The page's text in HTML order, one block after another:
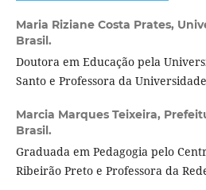
Maria Riziane Costa Prates,
Brasil.
Doutora em Educação pela
Santo e Professora da
Marcia Marques Teixeira,
Brasil.
Graduada em Pedagogia pelo
Ribeirão Preto e Professora da